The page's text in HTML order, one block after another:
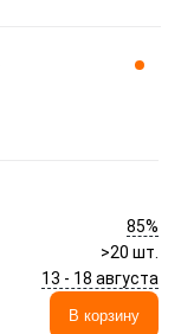
85%
>20 шт.
13 - 18 августа
В корзину